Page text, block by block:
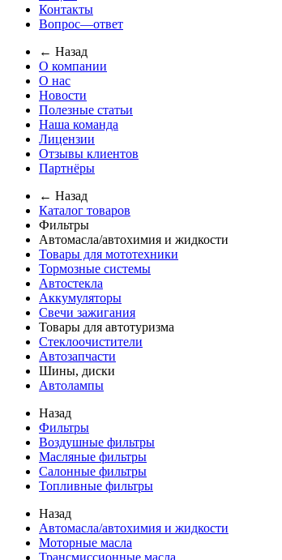
Контакты
Вопрос—ответ
← Назад
О компании
О нас
Новости
Полезные статьи
Наша команда
Лицензии
Отзывы клиентов
Партнёры
← Назад
Каталог товаров
Фильтры
Автомасла/автохимия и жидкости
Товары для мототехники
Тормозные системы
Автостекла
Аккумуляторы
Свечи зажигания
Товары для автотуризма
Стеклоочистители
Автозапчасти
Шины, диски
Автолампы
Назад
Фильтры
Воздушные фильтры
Масляные фильтры
Салонные фильтры
Топливные фильтры
Назад
Автомасла/автохимия и жидкости
Моторные масла
Трансмиссионные масла